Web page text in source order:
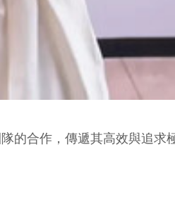
的合作，傳遞其高效與追求